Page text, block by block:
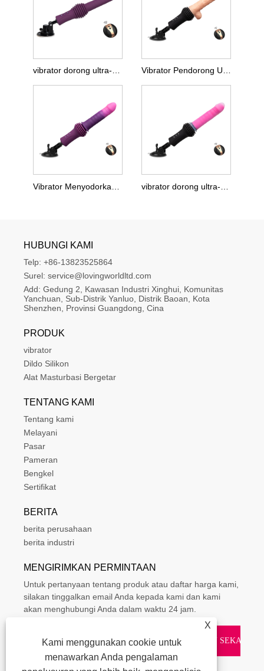
HUBUNGI KAMI
Telp: +86-13823525864
Surel: service@lovingworldltd.com
Add: Gedung 2, Kawasan Industri Xinghui, Komunitas
Yanchuan, Sub-Distrik Yanluo, Distrik Baoan, Kota
Shenzhen, Provinsi Guangdong, Cina
PRODUK
vibrator
Dildo Silikon
Alat Masturbasi Bergetar
TENTANG KAMI
Tentang kami
Melayani
Pasar
Pameran
Bengkel
Sertifikat
BERITA
berita perusahaan
berita industri
MENGIRIMKAN PERMINTAAN
Untuk pertanyaan tentang produk atau daftar harga kami,
silakan tinggalkan email Anda kepada kami dan kami
akan menghubungi Anda dalam waktu 24 jam.
X
Kami menggunakan cookie untuk
menawarkan Anda pengalaman